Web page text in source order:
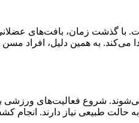
با گذشت زمان، بافت‌های
به همین دلیل، افراد مسن
شروع فعالیت‌های
طبیعی نیاز دارند. انجام